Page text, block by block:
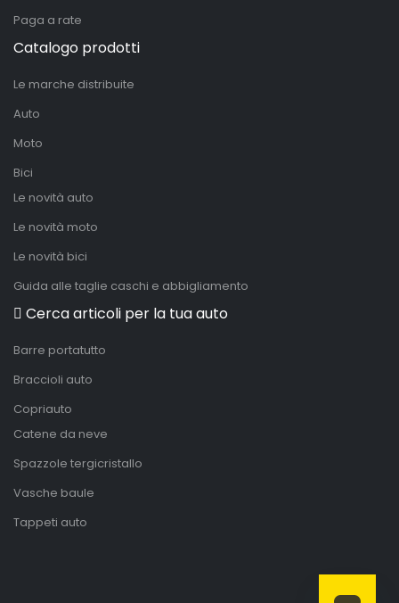
Paga a rate
Catalogo prodotti
Le marche distribuite
Auto
Moto
Bici
Le novità auto
Le novità moto
Le novità bici
Guida alle taglie caschi e abbigliamento
Cerca articoli per la tua auto
Barre portatutto
Braccioli auto
Copriauto
Catene da neve
Spazzole tergicristallo
Vasche baule
Tappeti auto